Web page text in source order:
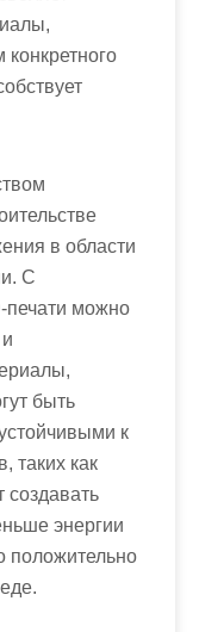
в области
С
печати можно
быть
к
таких как
создавать
энергии
положительно